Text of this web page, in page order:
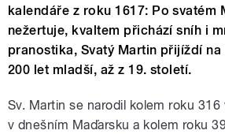
kalendáře z roku 1617: Po svatém
nežertuje, kvaltem přichází sníh i
pranostika, Svatý Martin přijíždí
200 let mladší, až z 19. století.
Sv. Martin se narodil kolem roku 316
v dnešním Maďarsku a kolem roku